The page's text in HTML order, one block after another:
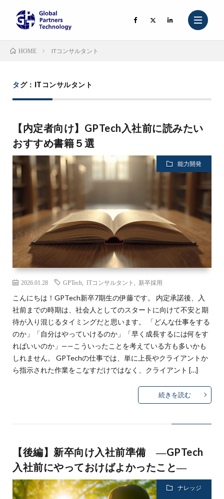
仕事内容
社内研修
社員紹介
会社情報
募集要項
IT調達ナビ
お問い合わ
HOME ITコンサルタント
タグ：ITコンサルタント
【内定者向け】GPTech入社前に読みたい
おすすめ書籍５選
能力開発
2026.01.28 GPTech ITコンサルタント 新卒採用
こんにちは！GPTech新卒7期生の伊藤です。 内定承諾後、入
社前までの時期は、社会人としてのスタートに向けて不安と期
待が入り混じるタイミングだと思います。 「どんな仕事をする
のか」「自分はやっていけるのか」「早く成長するには何をす
ればいいのか」——こういったことを考えている方も多いかも
しれません。 GPTechの仕事では、単に上長やクライアントか
ら指示された作業をこなすだけではなく、クライアント […]
続きを読む
【後編】新卒向け入社前準備 ―GPTech
入社前にやっておけばよかったこと―
ナレッジ